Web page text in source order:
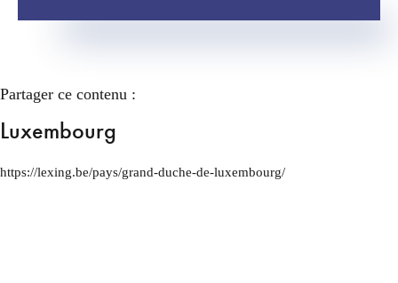
Partager ce contenu :
Luxembourg
https://lexing.be/pays/grand-duche-de-luxembourg/